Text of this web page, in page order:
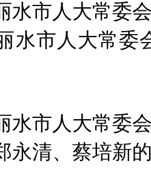
水市人大常委
水市人大常委
水市人大常委
永清、蔡培新